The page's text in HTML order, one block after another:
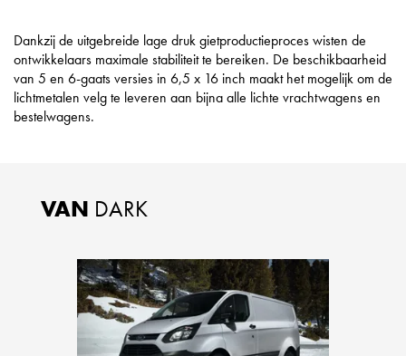
Dankzij de uitgebreide lage druk gietproductieproces wisten de
ontwikkelaars maximale stabiliteit te bereiken. De beschikbaarheid
van 5 en 6-gaats versies in 6,5 x 16 inch maakt het mogelijk om de
lichtmetalen velg te leveren aan bijna alle lichte vrachtwagens en
bestelwagens.
VAN DARK